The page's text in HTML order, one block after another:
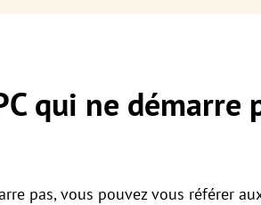
qui ne démarre
pas, vous pouvez vous référer